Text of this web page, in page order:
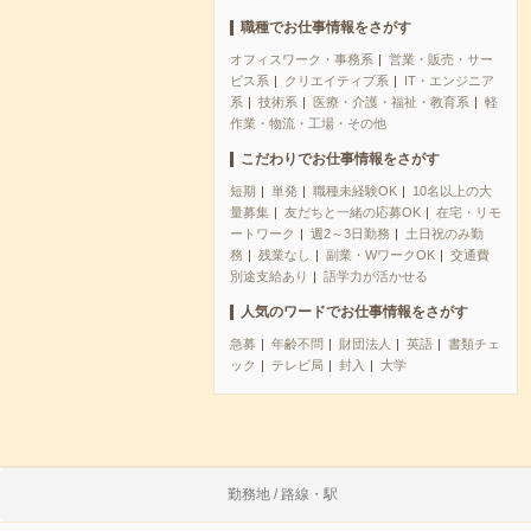
職種でお仕事情報をさがす
オフィスワーク・事務系
営業・販売・サー
ビス系
クリエイティブ系
IT・エンジニア
系
技術系 医療・介護・福祉・教育系
軽
作業・物流・工場・その他
こだわりでお仕事情報をさがす
短期 単発 職種未経験OK
10名以上の大
量募集
友だちと一緒の応募OK
在宅・リモ
ートワーク
週2～3日勤務
土日祝のみ勤
務
残業なし 副業・WワークOK
交通費
別途支給あり
語学力が活かせる
人気のワードでお仕事情報をさがす
急募 年齢不問 財団法人 英語
書類チェ
ック
テレビ局 封入 大学
勤務地 / 路線・駅